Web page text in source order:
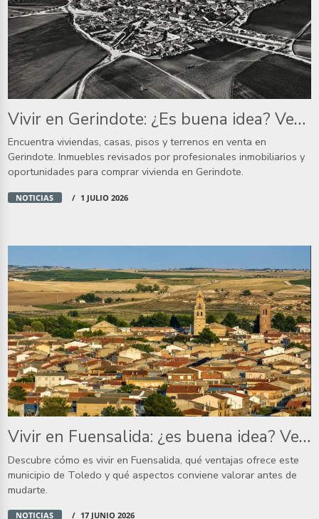
Vivir en Gerindote: ¿Es buena idea? Ventajas y desventajas
Encuentra viviendas, casas, pisos y terrenos en venta en
Gerindote. Inmuebles revisados por profesionales inmobiliarios y
oportunidades para comprar vivienda en Gerindote.
NOTICIAS 1 JULIO 2026
Vivir en Fuensalida: ¿es buena idea? Ventajas y desventajas
Descubre cómo es vivir en Fuensalida, qué ventajas ofrece este
municipio de Toledo y qué aspectos conviene valorar antes de
mudarte.
NOTICIAS 17 JUNIO 2026